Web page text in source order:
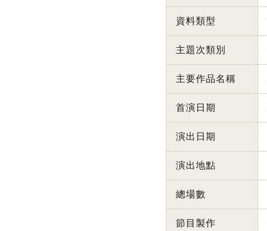
資料類型
主題次類別
主要作品名稱
首演日期
演出日期
演出地點
總場數
節目製作